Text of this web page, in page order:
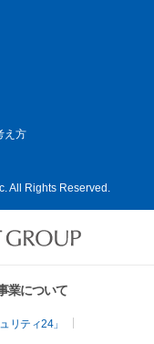
え方
All Rights Reserved.
業について
リティ24」